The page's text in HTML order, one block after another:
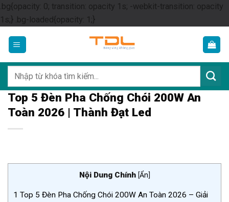
.bg{opacity: 0; transition: opacity 1s; -webkit-transition: opacity
1s;} .bg-loaded{opacity: 1;}Skip
content
kiếm:
Top 5 Đèn Pha Chống Chói 200W An
Toàn 2026 | Thành Đạt Led
Nội Dung Chính [Ẩn]
1 Top 5 Đèn Pha Chống Chói 200W An Toàn 2026 – Giải